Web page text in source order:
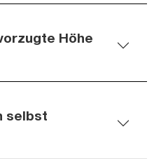
Höhe
selbst